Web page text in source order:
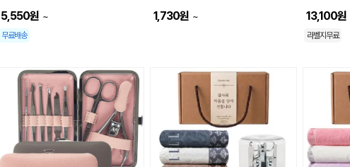
5,550원 ~
무료배송
1,730원 ~ 13,100원
라벨지무료